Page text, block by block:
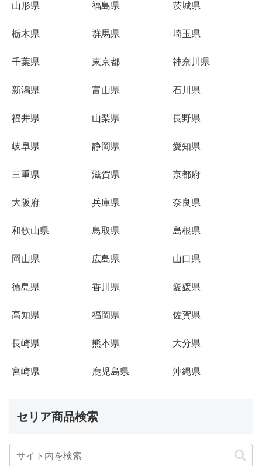
山形県 福島県 茨城県
栃木県 群馬県 埼玉県
千葉県 東京都 神奈川県
新潟県 富山県 石川県
福井県 山梨県 長野県
岐阜県 静岡県 愛知県
三重県 滋賀県 京都府
大阪府 兵庫県 奈良県
和歌山県 鳥取県 島根県
岡山県 広島県 山口県
徳島県 香川県 愛媛県
高知県 福岡県 佐賀県
長崎県 熊本県 大分県
宮崎県 鹿児島県 沖縄県
セリア商品検索